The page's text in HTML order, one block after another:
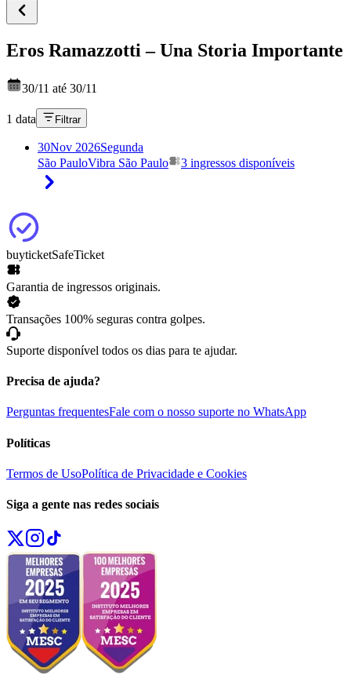
Eros Ramazzotti – Una Storia Importante
30/11 até 30/11
1 data Filtrar
30Nov 2026Segunda
São PauloVibra São Paulo 3 ingressos disponíveis
buyticketSafeTicket
Garantia de ingressos originais.
Transações 100% seguras contra golpes.
Suporte disponível todos os dias para te ajudar.
Precisa de ajuda?
Perguntas frequentesFale com o nosso suporte no WhatsApp
Políticas
Termos de UsoPolítica de Privacidade e Cookies
Siga a gente nas redes sociais